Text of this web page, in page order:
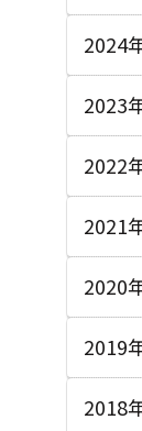
2024
2023
2022
2021
2020
2019
2018